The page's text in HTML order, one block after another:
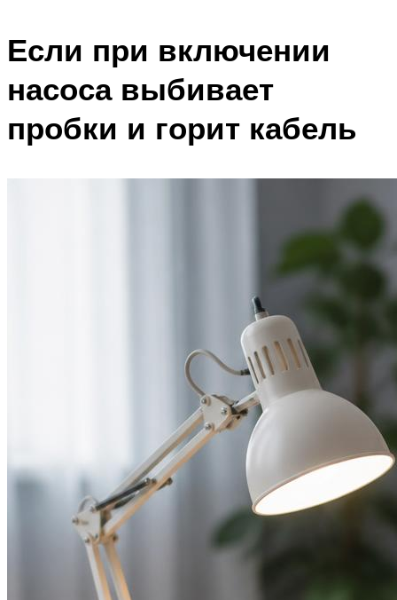
Если при включении
насоса выбивает
пробки и горит кабель